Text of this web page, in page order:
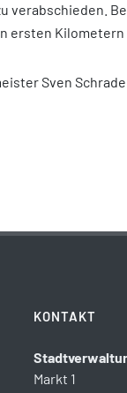
verabschieden.
ersten Kilometern
Sven
KONTAKT
Markt 1